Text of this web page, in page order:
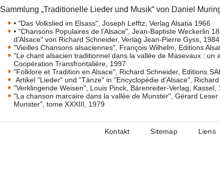
Sammlung „Traditionelle Lieder und Musik“ von Daniel
• "Das Volkslied im Elsass", Joseph Lefftz, Verlag Alsatia 1966
• "Chansons Populaires de l’Alsace", Jean-Baptiste Weckerlin
d’Alsace" von Richard Schneider, Verlag Jean-Pierre Gyss, 1984.
"Vieilles Chansons alsaciennes", François Wilhelm, Editions
"Le chant alsacien traditionnel dans la vallée de Masevaux :
Coopération Transfrontalière, 1997
"Folklore et Tradition en Alsace", Richard Schneider, Editions
Artikel "Lieder" und "Tänze" in "Encyclopédie d’Alsace",
"Verklingende Weisen", Louis Pinck, Bärenreiter-Verlag, Kassel,
"La chanson marcaire dans la vallée de Munster", Gérard
Munster", tome XXXIII, 1979
Kontakt Sitemap Liens